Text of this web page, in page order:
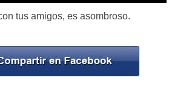
tus amigos, es asombroso.